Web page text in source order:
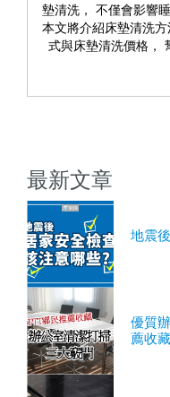
墊清洗， 不僅會影響
本文將介紹床墊清洗
式與床墊清洗價格，
最新文章
地震
優質
薦收藏